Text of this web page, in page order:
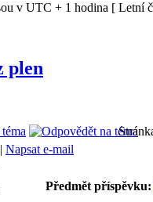
v UTC + 1 hodina [ Letní
plen
| Napsat e-mail
Předmět příspěvku: